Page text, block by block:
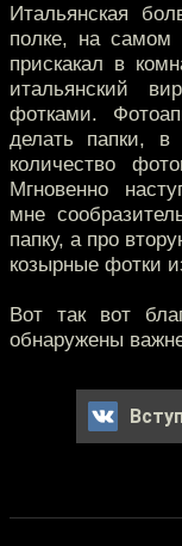
Итальянская
полке, на самом
прискакал в
итальянский
фотками.
делать папки, в
количество
Мгновенно
мне
папку, а про
козырные фотки
Вот так вот
обнаружены